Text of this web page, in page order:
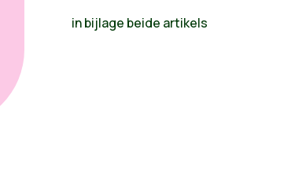
in bijlage beide artikels